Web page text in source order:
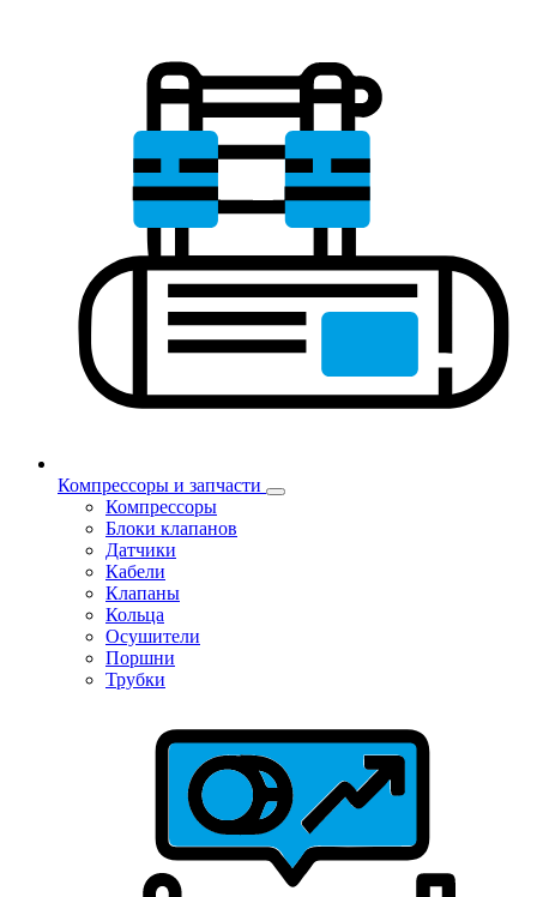
Компрессоры и запчасти
Компрессоры
Блоки клапанов
Датчики
Кабели
Клапаны
Кольца
Осушители
Поршни
Трубки